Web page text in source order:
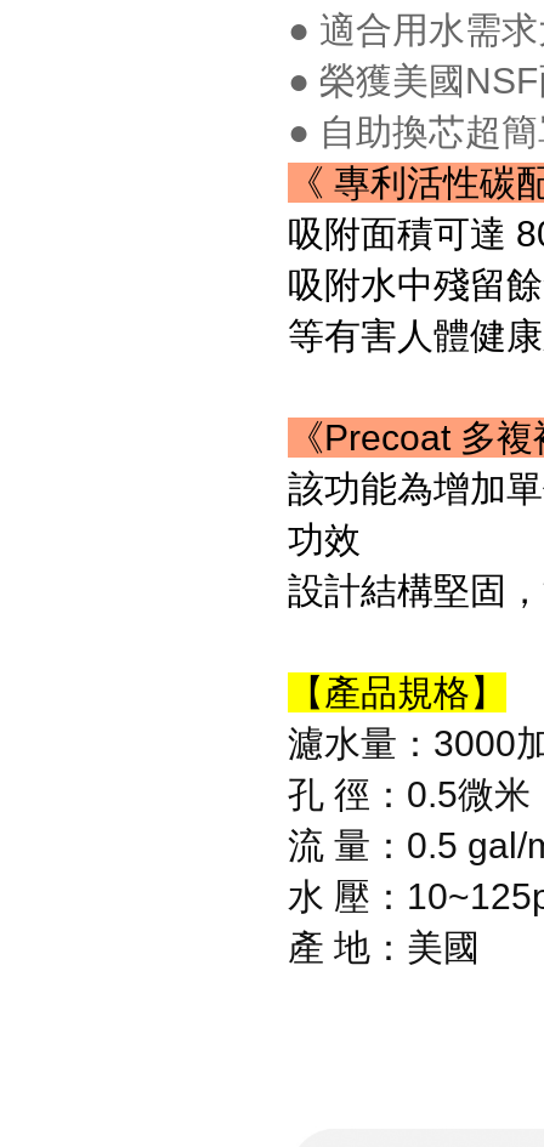
● 適合用水需
● 榮獲美國
● 自助換芯超
《 專利活性碳
吸附面積可達
吸附水中殘留
等有害人體健
《Precoat 多
該功能為增加
功效
設計結構堅固
【產品規格】
濾水量：3000
孔 徑：0.5微米
流 量：0.5 gal/
水 壓：
產 地：美國